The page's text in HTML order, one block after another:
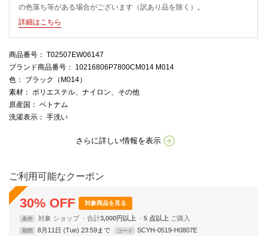
の色落ち等がある場合がございます（訳あり品を除く）。
詳細はこちら
商品番号 ： T02507EW06147
ブランド商品番号 ： 10216806P7800CM014 M014
色 ： ブラック（M014）
素材 ： ポリエステル、ナイロン、その他
原産国 ： ベトナム
洗濯表示 ： 手洗い
さらに詳しい情報を表示
ご利用可能なクーポン
30% OFF 対象商品を見る
条件 対象 ショップ 合計3,000円以上 5 点以上
期間 8月11日 (Tue) 23:59まで コード
SCYH-0519-H0807E